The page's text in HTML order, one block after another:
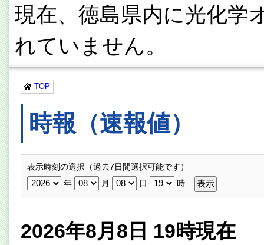
現在、徳島県内に光化学
れていません。
TOP
時報（速報値）
表示時刻の選択（過去7日間選択可能です）
年
月 日 時
2026年8月8日 19時現在